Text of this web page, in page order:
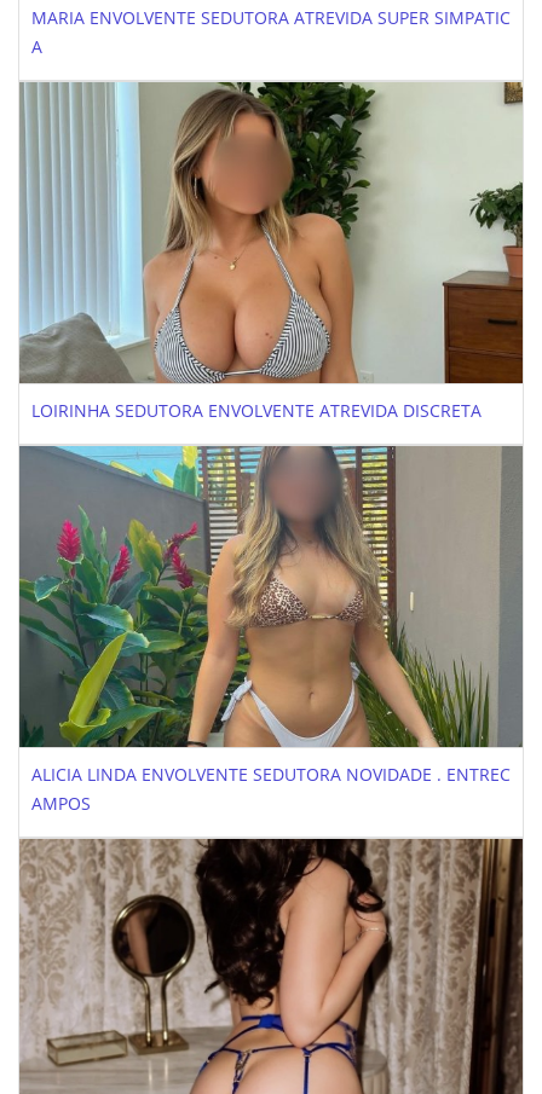
MARIA ENVOLVENTE SEDUTORA ATREVIDA SUPER SIMPATIC
A
LOIRINHA SEDUTORA ENVOLVENTE ATREVIDA DISCRETA
ALICIA LINDA ENVOLVENTE SEDUTORA NOVIDADE . ENTREC
AMPOS